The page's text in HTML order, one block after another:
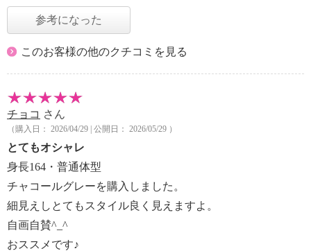
参考になった
このお客様の他のクチコミを見る
チョコ さん
（購入日： 2026/04/29 | 公開日： 2026/05/29 ）
とてもオシャレ
身長164・普通体型
チャコールグレーを購入しました。
細見えしとてもスタイル良く見えますよ。
自画自賛^_^
おススメです♪